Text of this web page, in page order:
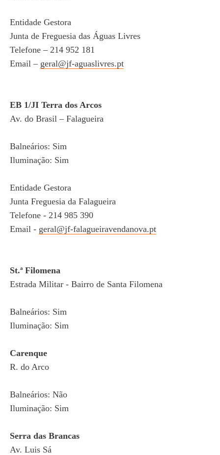
Entidade Gestora
Junta de Freguesia das Águas Livres
Telefone – 214 952 181
Email – geral@jf-aguaslivres.pt
EB 1/JI Terra dos Arcos
Av. do Brasil – Falagueira
Balneários: Sim
Iluminação: Sim
Entidade Gestora
Junta Freguesia da Falagueira
Telefone - 214 985 390
Email - geral@jf-falagueiravendanova.pt
St.ª Filomena
Estrada Militar - Bairro de Santa Filomena
Balneários: Sim
Iluminação: Sim
Carenque
R. do Arco
Balneários: Não
Iluminação: Sim
Serra das Brancas
Av. Luis Sá